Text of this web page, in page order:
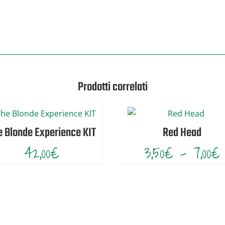
Prodotti correlati
Blonde Experience KIT
42,00€
Red Head
3,50€ - 7,00€